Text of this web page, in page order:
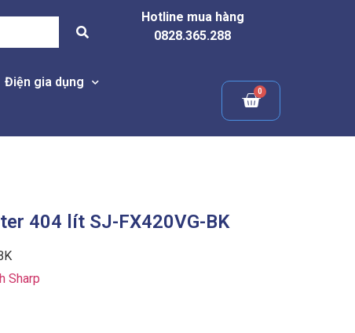
Hotline mua hàng
0828.365.288
Điện gia dụng
404 lít SJ-FX420VG-BK
Sharp